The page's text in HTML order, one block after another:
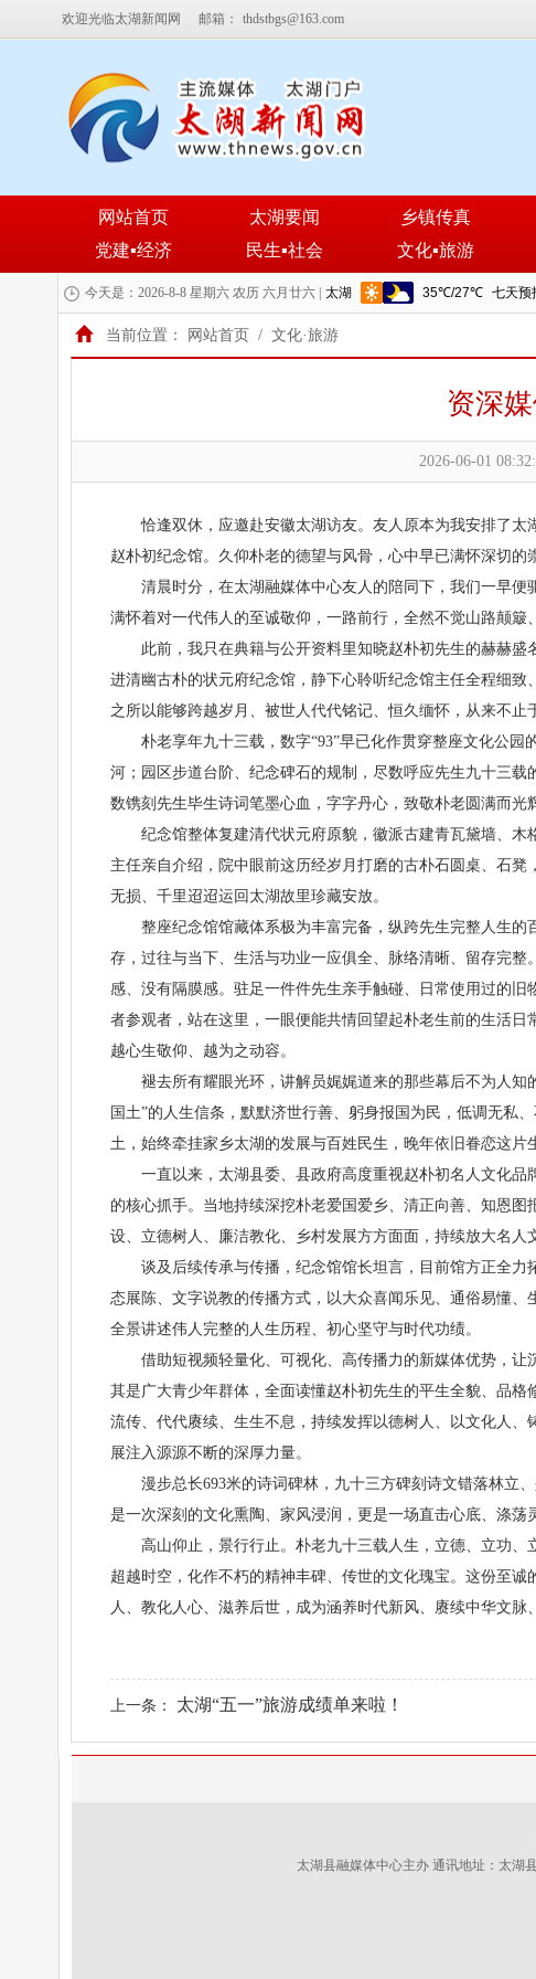
欢迎光临太湖新闻网 邮箱： thdstbgs@163.com
网站首页 太湖要闻 乡镇传真
党建▪经济
民生▪社会 文化▪旅游
今天是：2026-8-8 星期六 农历 六月廿六 |
当前位置： 网站首页 / 文化·旅游
资深
2026-06-01
恰逢双休，应邀赴安徽太湖访友。友人原本为我安排了
赵朴初纪念馆。久仰朴老的德望与风骨，心中早已满怀深切
清晨时分，在太湖融媒体中心友人的陪同下，我们一早
满怀着对一代伟人的至诚敬仰，一路前行，全然不觉山路颠
此前，我只在典籍与公开资料里知晓赵朴初先生的赫赫
进清幽古朴的状元府纪念馆，静下心聆听纪念馆主任全程细
之所以能够跨越岁月、被世人代代铭记、恒久缅怀，从来不
朴老享年九十三载，数字“93”早已化作贯穿整座文化公
河；园区步道台阶、纪念碑石的规制，尽数呼应先生九十三
数镌刻先生毕生诗词笔墨心血，字字丹心，致敬朴老圆满而光
纪念馆整体复建清代状元府原貌，徽派古建青瓦黛墙、
主任亲自介绍，院中眼前这历经岁月打磨的古朴石圆桌、石
无损、千里迢迢运回太湖故里珍藏安放。
整座纪念馆馆藏体系极为丰富完备，纵跨先生完整人生
存，过往与当下、生活与功业一应俱全、脉络清晰、留存完
感、没有隔膜感。驻足一件件先生亲手触碰、日常使用过的
者参观者，站在这里，一眼便能共情回望起朴老生前的生活
越心生敬仰、越为之动容。
褪去所有耀眼光环，讲解员娓娓道来的那些幕后不为人
国土”的人生信条，默默济世行善、躬身报国为民，低调无私
土，始终牵挂家乡太湖的发展与百姓民生，晚年依旧眷恋这
一直以来，太湖县委、县政府高度重视赵朴初名人文化
的核心抓手。当地持续深挖朴老爱国爱乡、清正向善、知恩
设、立德树人、廉洁教化、乡村发展方方面面，持续放大名人
谈及后续传承与传播，纪念馆馆长坦言，目前馆方正全
态展陈、文字说教的传播方式，以大众喜闻乐见、通俗易懂
全景讲述伟人完整的人生历程、初心坚守与时代功绩。
借助短视频轻量化、可视化、高传播力的新媒体优势，让
其是广大青少年群体，全面读懂赵朴初先生的平生全貌、品
流传、代代赓续、生生不息，持续发挥以德树人、以文化人
展注入源源不断的深厚力量。
漫步总长693米的诗词碑林，九十三方碑刻诗文错落林立
是一次深刻的文化熏陶、家风浸润，更是一场直击心底、涤荡
高山仰止，景行行止。朴老九十三载人生，立德、立功
超越时空，化作不朽的精神丰碑、传世的文化瑰宝。这份至
人、教化人心、滋养后世，成为涵养时代新风、赓续中华文
上一条： 太湖“五一”旅游成绩单来啦！
太湖县融媒体中心主办 通讯地址：太湖